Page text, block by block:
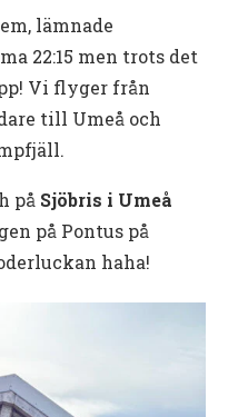
lämnade
22:15 men trots det
Vi flyger från
till Umeå och
på Sjöbris i Umeå
på Pontus på
haha!